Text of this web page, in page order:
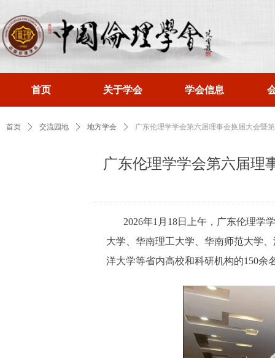
首页 关于学会 学会信息
广东伦理学学会第六届理
2026年1月18日上午，广东伦理学
大学、华南理工大学、华南师范大学
洋大学等省内高校和科研机构的150余
首页 ꄲ 交流园地 ꄲ 地方学会 ꄲ 广东伦理学学会第六届理事会换届大会暨